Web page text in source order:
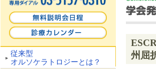
従来型
オルソケラトロジーとは？
州屈